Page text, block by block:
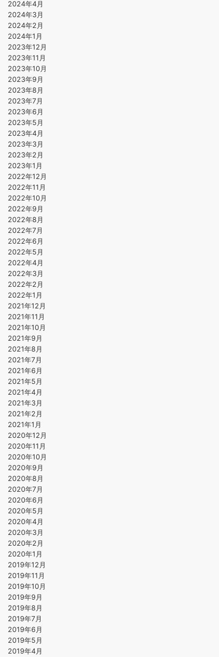
2024年4月
2024年3月
2024年2月
2024年1月
2023年12月
2023年11月
2023年10月
2023年9月
2023年8月
2023年7月
2023年6月
2023年5月
2023年4月
2023年3月
2023年2月
2023年1月
2022年12月
2022年11月
2022年10月
2022年9月
2022年8月
2022年7月
2022年6月
2022年5月
2022年4月
2022年3月
2022年2月
2022年1月
2021年12月
2021年11月
2021年10月
2021年9月
2021年8月
2021年7月
2021年6月
2021年5月
2021年4月
2021年3月
2021年2月
2021年1月
2020年12月
2020年11月
2020年10月
2020年9月
2020年8月
2020年7月
2020年6月
2020年5月
2020年4月
2020年3月
2020年2月
2020年1月
2019年12月
2019年11月
2019年10月
2019年9月
2019年8月
2019年7月
2019年6月
2019年5月
2019年4月